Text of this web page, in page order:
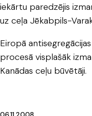
iekārtu paredzējis
uz ceļa Jēkabpils-
Eiropā
procesā visplašāk
Kanādas ceļu būvētāji.